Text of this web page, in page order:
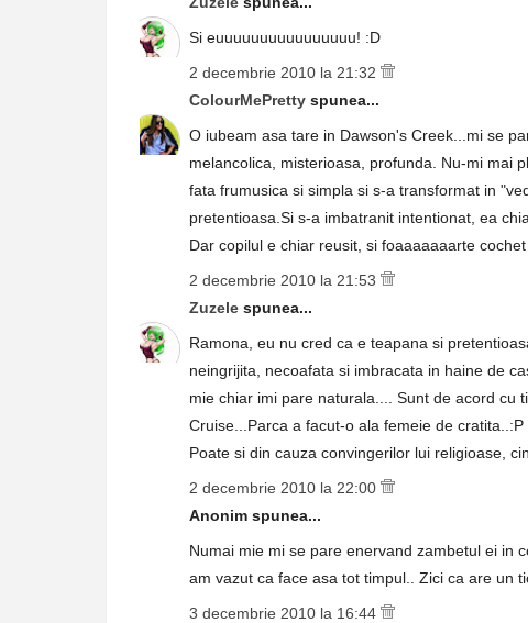
Si euuuuuuuuuuuuuuuu! :D
2 decembrie 2010 la 21:32
ColourMePretty spunea...
O iubeam asa tare in Dawson's Creek...mi se
melancolica, misterioasa, profunda. Nu-mi mai
fata frumusica si simpla si s-a transformat in
pretentioasa.Si s-a imbatranit intentionat, ea
Dar copilul e chiar reusit, si foaaaaaaarte cochet
2 decembrie 2010 la 21:53
Zuzele spunea...
Ramona, eu nu cred ca e teapana si
neingrijita, necoafata si imbracata in haine de
mie chiar imi pare naturala.... Sunt de acord cu
Cruise...Parca a facut-o ala femeie de cratita..:P
Poate si din cauza convingerilor lui religioase,
2 decembrie 2010 la 22:00
Anonim spunea...
Numai mie mi se pare enervand zambetul ei in
am vazut ca face asa tot timpul.. Zici ca are un
3 decembrie 2010 la 16:44